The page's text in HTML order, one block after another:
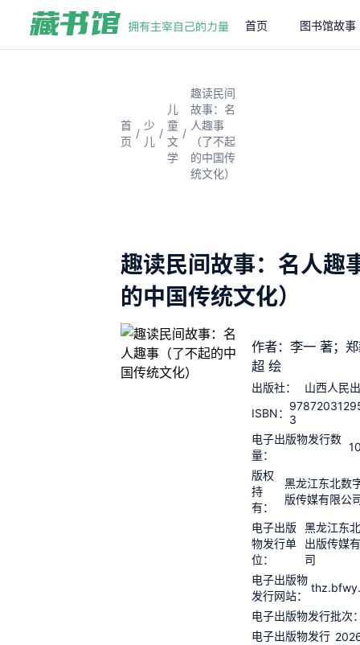
首页 图书馆故事
首
页
/
少
儿
/
儿
童
文
学
/
趣读民间
故事：名
人趣事
（了不起
的中国传
统文化）
趣读民间故事：名人趣
的中国传统文化）
作者：李一 著；
超 绘
出版社：
山西人民
ISBN： 3
电子出版物发行数
量：
版权
持
有：
黑龙江东北数
版传媒有限公
电子出版
物发行单
位：
黑龙江东
出版传媒
司
电子出版物
发行网站：
电子出版物发行批次
电子出版物发行